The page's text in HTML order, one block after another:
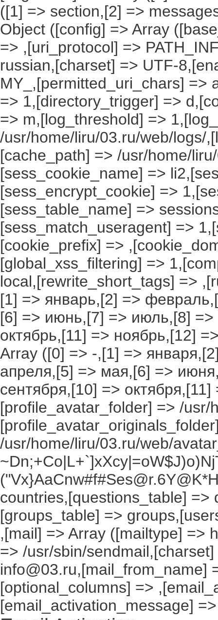
([1] => section,[2] =>
Object ([config] => Array
=> ,[uri_protocol] =>
russian,[charset] => UTF-
MY_,[permitted_uri_chars] =>
=> 1,[directory_trigger] =>
=> m,[log_threshold] =>
/usr/home/liru/03.ru/web/logs/
[cache_path] => /usr/home/
[sess_cookie_name] =>
[sess_encrypt_cookie] =>
[sess_table_name] =>
[sess_match_useragent] =>
[cookie_prefix] =>
[global_xss_filtering] =>
local,[rewrite_short_tags] =>
[1] => январь,[2] =>
[6] => июнь,[7] => июль,[8] =>
октябрь,[11] => ноябрь,[12]
Array ([0] => -,[1] =>
апреля,[5] => мая,[6] =>
сентября,[10] =>
[profile_avatar_folder] => /
/usr/home/liru/03.ru/web/
countries,[questions_table]
[groups_table] =>
,[mail] => Array ([mailtype] =>
=> /usr/sbin/
info@03.ru,[mail_from_name]
[optional_columns] =>
[email_activation_message] =>